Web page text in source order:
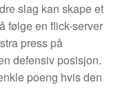
slag kan skape et
følge en flick-server
press på
defensiv posisjon.
poeng hvis den